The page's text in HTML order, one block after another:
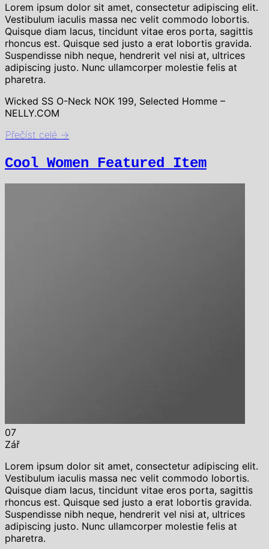
Lorem ipsum dolor sit amet, consectetur adipiscing elit.
Vestibulum iaculis massa nec velit commodo lobortis.
Quisque diam lacus, tincidunt vitae eros porta, sagittis
rhoncus est. Quisque sed justo a erat lobortis gravida.
Suspendisse nibh neque, hendrerit vel nisi at, ultrices
adipiscing justo. Nunc ullamcorper molestie felis at
pharetra.
Wicked SS O-Neck NOK 199, Selected Homme –
NELLY.COM
Přečíst celé →
Cool Women Featured Item
07
Zář
Lorem ipsum dolor sit amet, consectetur adipiscing elit.
Vestibulum iaculis massa nec velit commodo lobortis.
Quisque diam lacus, tincidunt vitae eros porta, sagittis
rhoncus est. Quisque sed justo a erat lobortis gravida.
Suspendisse nibh neque, hendrerit vel nisi at, ultrices
adipiscing justo. Nunc ullamcorper molestie felis at
pharetra.